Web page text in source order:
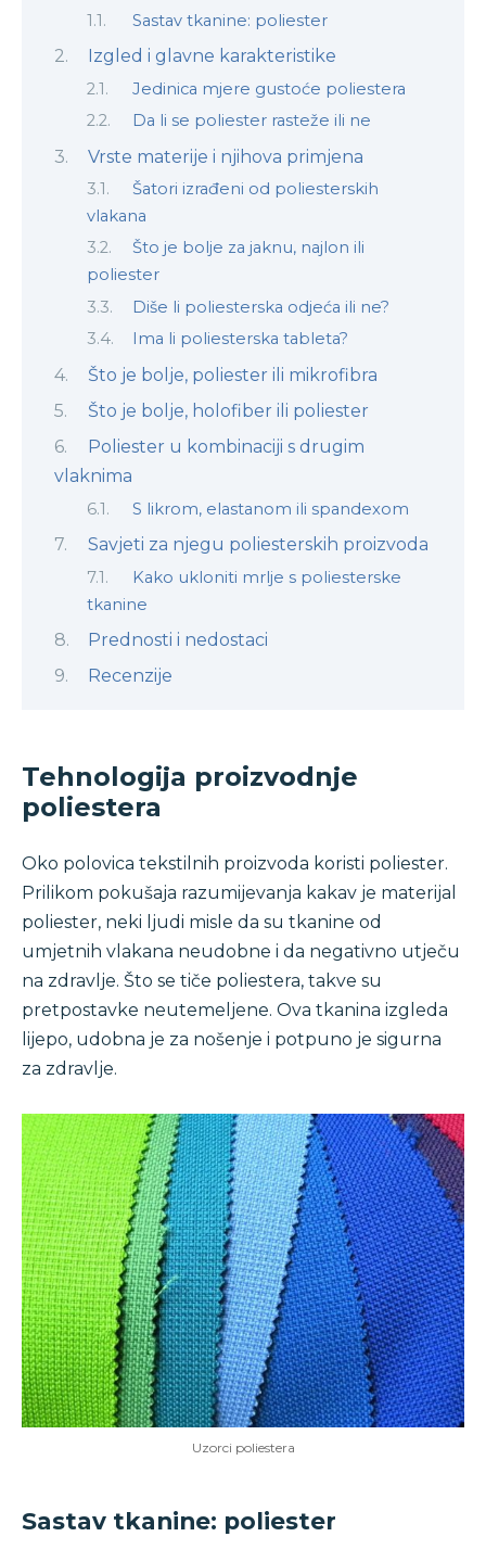
Sastav tkanine: poliester
Izgled i glavne karakteristike
Jedinica mjere gustoće poliestera
Da li se poliester rasteže ili ne
Vrste materije i njihova primjena
Šatori izrađeni od poliesterskih
vlakana
Što je bolje za jaknu, najlon ili
poliester
Diše li poliesterska odjeća ili ne?
Ima li poliesterska tableta?
Što je bolje, poliester ili mikrofibra
Što je bolje, holofiber ili poliester
Poliester u kombinaciji s drugim
vlaknima
S likrom, elastanom ili spandexom
Savjeti za njegu poliesterskih proizvoda
Kako ukloniti mrlje s poliesterske
tkanine
Prednosti i nedostaci
Recenzije
Tehnologija proizvodnje
poliestera
Oko polovica tekstilnih proizvoda koristi poliester.
Prilikom pokušaja razumijevanja kakav je materijal
poliester, neki ljudi misle da su tkanine od
umjetnih vlakana neudobne i da negativno utječu
na zdravlje. Što se tiče poliestera, takve su
pretpostavke neutemeljene. Ova tkanina izgleda
lijepo, udobna je za nošenje i potpuno je sigurna
za zdravlje.
Uzorci poliestera
Sastav tkanine: poliester